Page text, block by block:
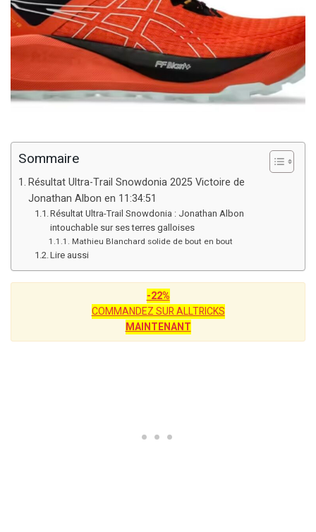
Sommaire
Résultat Ultra-Trail Snowdonia 2025 Victoire de
Jonathan Albon en 11:34:51
Résultat Ultra-Trail Snowdonia : Jonathan Albon
intouchable sur ses terres galloises
Mathieu Blanchard solide de bout en bout
Lire aussi
-22%
COMMANDEZ SUR ALLTRICKS
MAINTENANT